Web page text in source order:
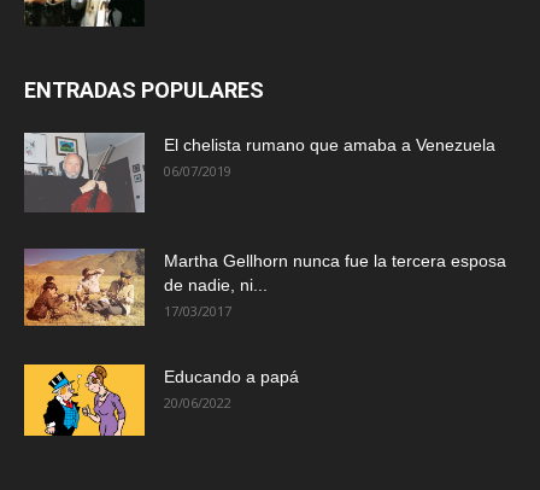
ENTRADAS POPULARES
El chelista rumano que amaba a Venezuela
06/07/2019
Martha Gellhorn nunca fue la tercera esposa
de nadie, ni...
17/03/2017
Educando a papá
20/06/2022